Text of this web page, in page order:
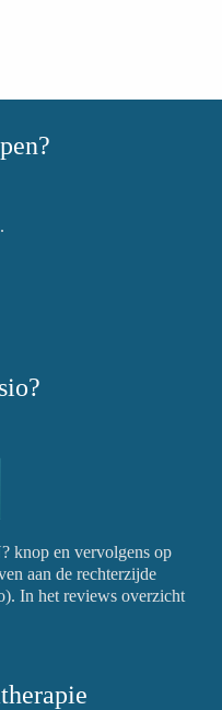
knop en vervolgens op
aan de rechterzijde
In het reviews overzicht